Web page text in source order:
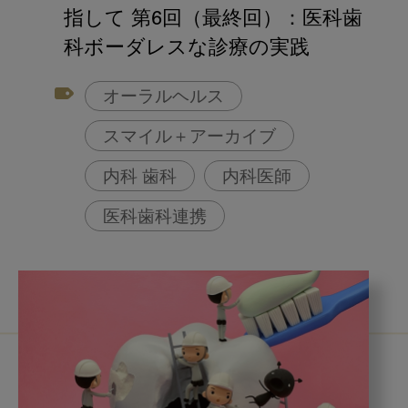
アフターコロナ対策
コンポジットレジン
指して 第6回（最終回）：医科歯
科ボーダレスな診療の実践
オーラルヘルス
スマイル＋アーカイブ
内科 歯科 内科医師
医科歯科連携